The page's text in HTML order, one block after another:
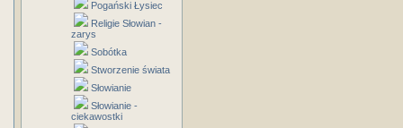
Pogański Łysiec
Religie Słowian -
zarys
Sobótka
Stworzenie świata
Słowianie
Słowianie -
ciekawostki